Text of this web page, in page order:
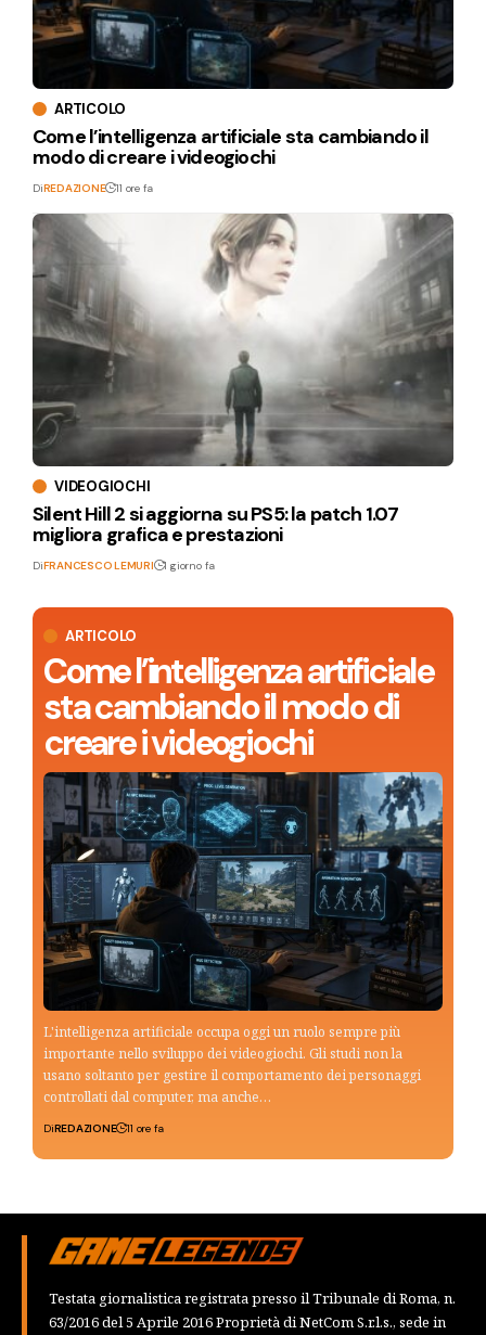
ARTICOLO
Come l’intelligenza artificiale
sta cambiando il modo di
creare i videogiochi
L'intelligenza artificiale occupa oggi un ruolo sempre più
importante nello sviluppo dei videogiochi. Gli studi non la
usano soltanto per gestire il comportamento dei personaggi
controllati dal computer, ma anche…
DiREDAZIONE 11 ore fa
ARTICOLO
Come l’intelligenza artificiale sta cambiando il
modo di creare i videogiochi
DiREDAZIONE 11 ore fa
VIDEOGIOCHI
Silent Hill 2 si aggiorna su PS5: la patch 1.07
migliora grafica e prestazioni
DiFRANCESCO LEMURI 1 giorno fa
Testata giornalistica registrata presso il Tribunale di Roma, n.
63/2016 del 5 Aprile 2016 Proprietà di NetCom S.r.l.s., sede in